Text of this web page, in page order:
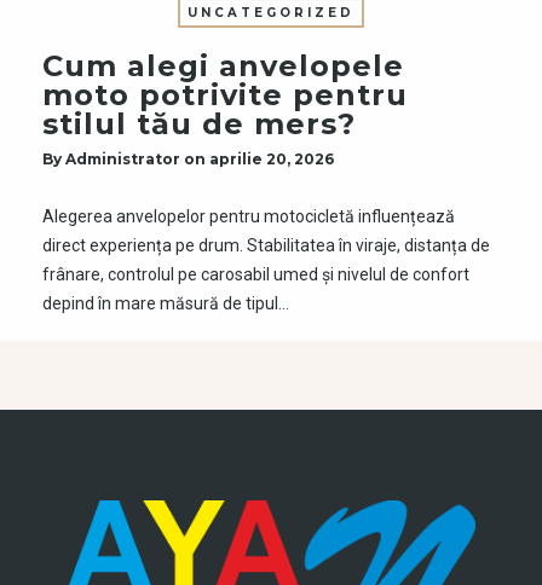
UNCATEGORIZED
Cum alegi anvelopele
moto potrivite pentru
stilul tău de mers?
By Administrator on aprilie 20, 2026
Alegerea anvelopelor pentru motocicletă influențează
direct experiența pe drum. Stabilitatea în viraje, distanța de
frânare, controlul pe carosabil umed și nivelul de confort
depind în mare măsură de tipul…